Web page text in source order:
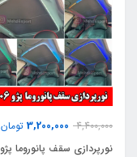
4,400,000
3,200,000 تومان
نورپردازی سقف پانوروما پژو